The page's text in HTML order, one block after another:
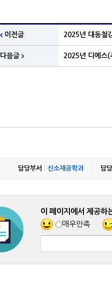
이전글 2025년 대동철
다음글 2025년 디에스(
담당부서 :신소재공학과 담
이 페이지에서 제공하
매우만족